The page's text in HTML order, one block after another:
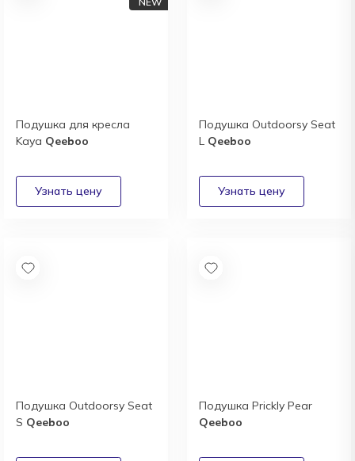
Подушка для кресла
Kaya Qeeboo
Подушка Outdoorsy Seat
L Qeeboo
Подушка Outdoorsy Seat
S Qeeboo
Подушка Prickly Pear
Qeeboo